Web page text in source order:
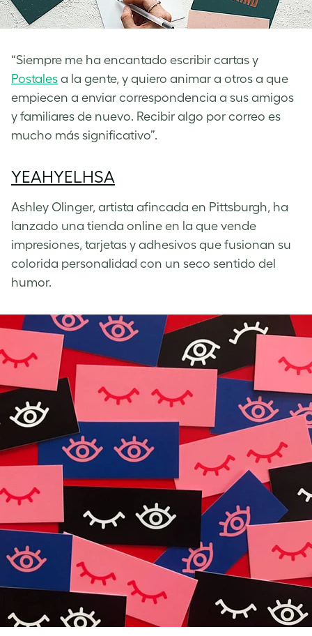
“Siempre me ha encantado escribir cartas y
Postales a la gente, y quiero animar a otros a que
empiecen a enviar correspondencia a sus amigos
y familiares de nuevo. Recibir algo por correo es
mucho más significativo”.
YEAHYELHSA
Ashley Olinger, artista afincada en Pittsburgh, ha
lanzado una tienda online en la que vende
impresiones, tarjetas y adhesivos que fusionan su
colorida personalidad con un seco sentido del
humor.